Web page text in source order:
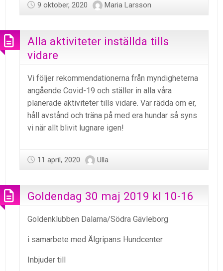
9 oktober, 2020 Maria Larsson
Alla aktiviteter inställda tills
vidare
Vi följer rekommendationerna från myndigheterna
angående Covid-19 och ställer in alla våra
planerade aktiviteter tills vidare. Var rädda om er,
håll avstånd och träna på med era hundar så syns
vi när allt blivit lugnare igen!
11 april, 2020 Ulla
Goldendag 30 maj 2019 kl 10-16
Goldenklubben Dalarna/Södra Gävleborg
i samarbete med Älgripans Hundcenter
Inbjuder till